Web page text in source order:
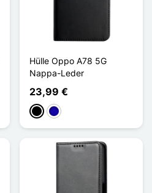
Hülle Oppo A78 5G
Nappa-Leder
23,99 €
SchwarzDunkelblau